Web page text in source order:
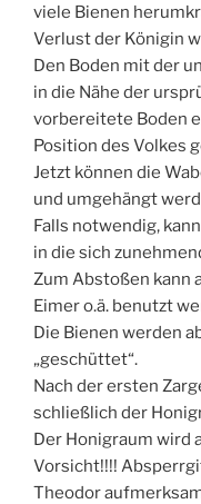
viele Bienen
Verlust der Königin
Den Boden mit der
in die Nähe der
vorbereitete Boden
Position des Volkes
Jetzt können die
und umgehängt
Falls notwendig,
in die sich
Zum Abstoßen kann
Eimer o.ä. benutzt
Die Bienen werden
„geschüttet“.
Nach der ersten
schließlich der
Der Honigraum wird
Vorsicht!!!!
Theodor